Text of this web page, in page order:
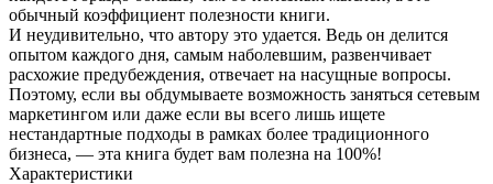
обычный коэффициент полезности книги.
И неудивительно, что автору это удается. Ведь он делится
опытом каждого дня, самым наболевшим, развенчивает
расхожие предубеждения, отвечает на насущные вопросы.
Поэтому, если вы обдумываете возможность заняться сетевым
маркетингом или даже если вы всего лишь ищете
нестандартные подходы в рамках более традиционного
бизнеса, — эта книга будет вам полезна на 100%!
Характеристики